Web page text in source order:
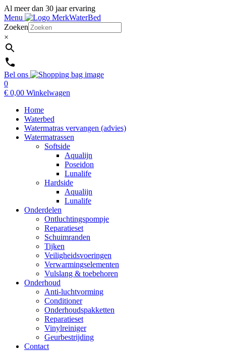
Al meer dan 30 jaar ervaring
Menu
Zoeken
×
Bel ons
0
€ 0,00 Winkelwagen
Home
Waterbed
Watermatras vervangen (advies)
Watermatrassen
Softside
Aqualijn
Poseidon
Lunalife
Hardside
Aqualijn
Lunalife
Onderdelen
Ontluchtingspompje
Reparatieset
Schuimranden
Tijken
Veiligheidsvoeringen
Verwarmingselementen
Vulslang & toebehoren
Onderhoud
Anti-luchtvorming
Conditioner
Onderhoudspakketten
Reparatieset
Vinylreiniger
Geurbestrijding
Contact